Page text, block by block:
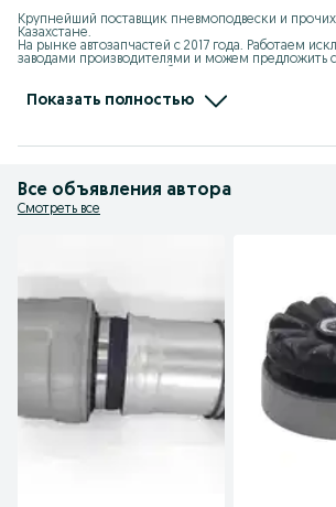
Крупнейший поставщик пневмоподвески и прочих
Казахстане.
На рынке автозапчастей с 2017 года. Работаем
заводами производителями и можем предложить
Оптовые продажи в Car City , в
логистические компании, Kazpost , DHL, Fedex,
доставка, Indriver, авиа, поезд)
Головной офис компании в г.Алматы ул.Халлиулина
Показать полностью
Все объявления автора
Смотреть все